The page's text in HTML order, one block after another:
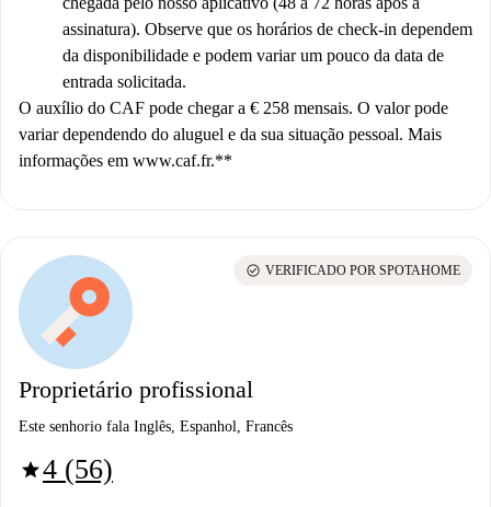
assinatura). Observe que os horários de check-in dependem
da disponibilidade e podem variar um pouco da data de
entrada solicitada.
O auxílio do CAF pode chegar a € 258 mensais. O valor pode
variar dependendo do aluguel e da sua situação pessoal. Mais
informações em www.caf.fr.**
Proprietário profissional
Este senhorio fala Inglês, Espanhol, Francês
star4 (56)
check_circle VERIFICADO POR SPOTAHOME